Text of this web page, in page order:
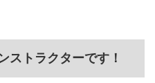
ストラクターです！